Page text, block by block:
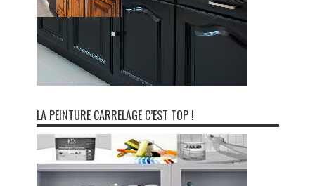
LA PEINTURE CARRELAGE C’EST TOP !